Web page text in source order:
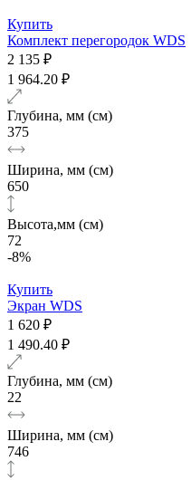
Купить
Комплект перегородок WDS
2 135 ₽
1 964.20 ₽
Глубина, мм (см)
375
Ширина, мм (см)
650
Высота,мм (см)
72
-8%
Купить
Экран WDS
1 620 ₽
1 490.40 ₽
Глубина, мм (см)
22
Ширина, мм (см)
746